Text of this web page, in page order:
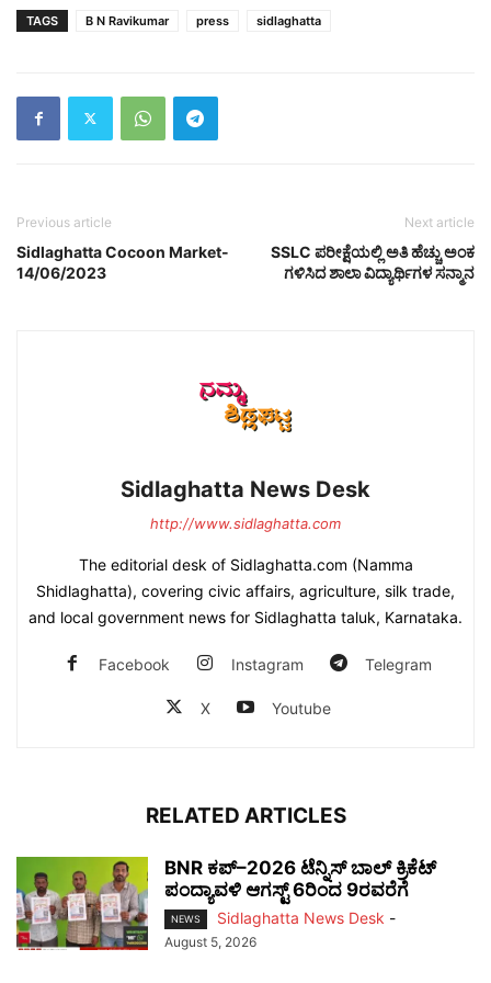
TAGS B N Ravikumar press sidlaghatta
Previous article
Sidlaghatta Cocoon Market-
14/06/2023
Next article
SSLC ಪರೀಕ್ಷೆಯಲ್ಲಿ ಅತಿ ಹೆಚ್ಚು ಅಂಕ
ಗಳಿಸಿದ ಶಾಲಾ ವಿದ್ಯಾರ್ಥಿಗಳ ಸನ್ಮಾನ
Sidlaghatta News Desk
http://www.sidlaghatta.com
The editorial desk of Sidlaghatta.com (Namma
Shidlaghatta), covering civic affairs, agriculture, silk trade,
and local government news for Sidlaghatta taluk, Karnataka.
Facebook Instagram Telegram
X Youtube
RELATED ARTICLES
BNR ಕಪ್–2026 ಟೆನ್ನಿಸ್ ಬಾಲ್ ಕ್ರಿಕೆಟ್
ಪಂದ್ಯಾವಳಿ ಆಗಸ್ಟ್ 6ರಿಂದ 9ರವರೆಗೆ
NEWS Sidlaghatta News Desk -
August 5, 2026